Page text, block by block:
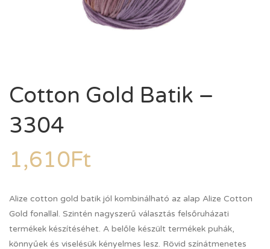
Cotton Gold Batik –
3304
1,610Ft
Alize cotton gold batik jól kombinálható az alap Alize Cotton
Gold fonallal. Szintén nagyszerű választás felsőruházati
termékek készítéséhet. A belőle készült termékek puhák,
könnyűek és viselésük kényelmes lesz. Rövid színátmenetes